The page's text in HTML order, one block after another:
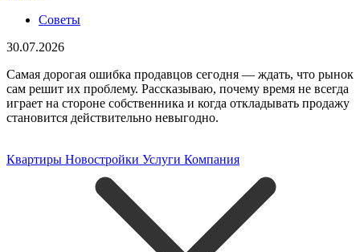
Советы
30.07.2026
Самая дорогая ошибка продавцов сегодня — ждать, что рынок
сам решит их проблему. Рассказываю, почему время не всегда
играет на стороне собственника и когда откладывать продажу
становится действительно невыгодно.
Квартиры Новостройки Услуги Компания